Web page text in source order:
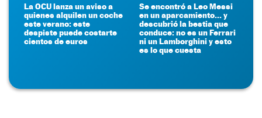
La OCU lanza un aviso a
quienes alquilen un coche
este verano: este
despiste puede costarte
cientos de euros
Se encontró a Leo Messi
en un aparcamiento... y
descubrió la bestia que
conduce: no es un Ferrari
ni un Lamborghini y esto
es lo que cuesta